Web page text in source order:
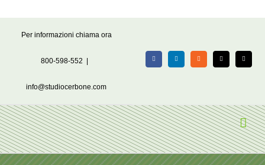
Per informazioni chiama ora
800-598-552
info@studiocerbone.com
FacebookLinkedIn Rss X Email